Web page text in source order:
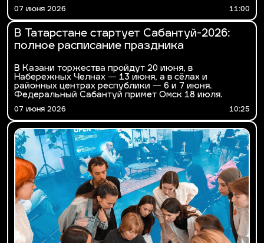
07 июня 2026 11:00
В Татарстане стартует Сабантуй-2026:
полное расписание праздника
В Казани торжества пройдут 20 июня, в
Набережных Челнах — 13 июня, а в сёлах и
районных центрах республики — 6 и 7 июня.
Федеральный Сабантуй примет Омск 18 июля.
07 июня 2026 10:25